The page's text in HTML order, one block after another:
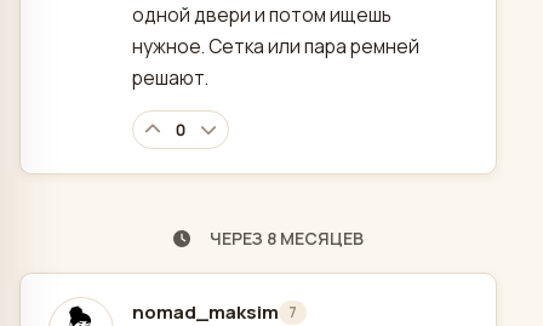
одной двери и потом ищешь
нужное. Сетка или пара ремней
решают.
0
ЧЕРЕЗ 8 МЕСЯЦЕВ
nomad_maksim 7